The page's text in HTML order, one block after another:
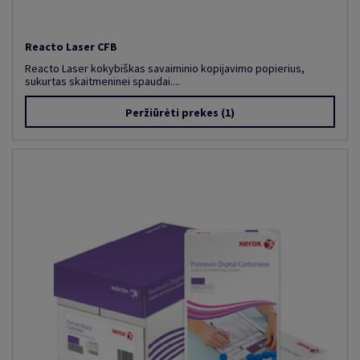
Reacto Laser CFB
Reacto Laser kokybiškas savaiminio kopijavimo popierius,
sukurtas skaitmeninei spaudai....
Peržiūrėti prekes (1)